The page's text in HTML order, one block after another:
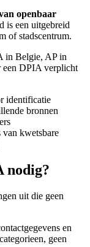
openbaar
is een uitgebreid
of stadscentrum.
in Belgie, AP in
een DPIA verplicht
identificatie
bronnen
kwetsbare
nodig?
uit die geen
en
geen